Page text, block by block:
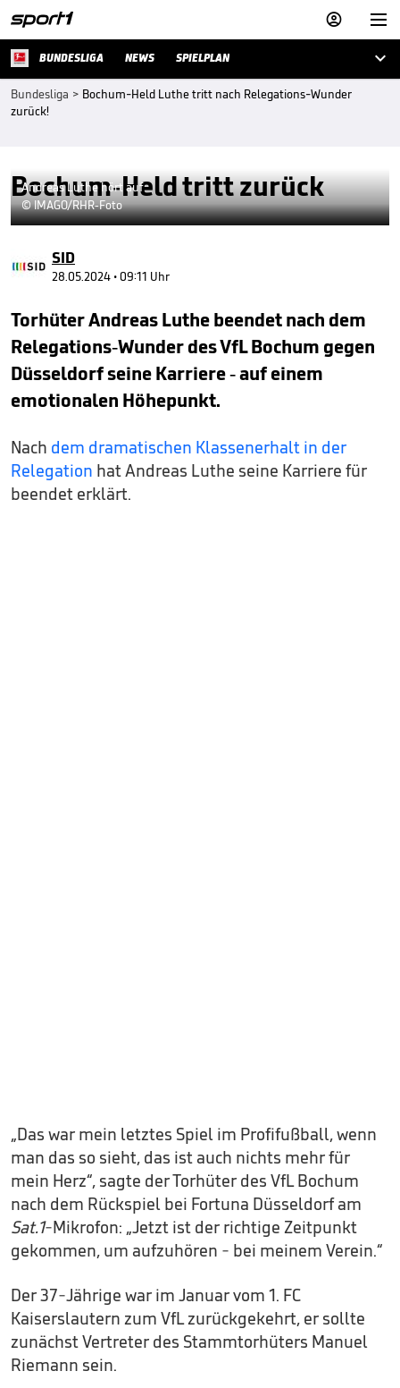


BUNDESLIGA NEWS SPIELPLAN 
Bundesliga > Bochum-Held Luthe tritt nach Relegations-Wunder
zurück!
Bochum-Held tritt zurück
Andreas Luthe hört auf
© IMAGO/RHR-Foto
SID
28.05.2024 • 09:11 Uhr
Torhüter Andreas Luthe beendet nach dem
Relegations-Wunder des VfL Bochum gegen
Düsseldorf seine Karriere - auf einem
emotionalen Höhepunkt.
Nach dem dramatischen Klassenerhalt in der
Relegation hat Andreas Luthe seine Karriere für
beendet erklärt.
„Das war mein letztes Spiel im Profifußball, wenn
man das so sieht, das ist auch nichts mehr für
mein Herz“, sagte der Torhüter des VfL Bochum
nach dem Rückspiel bei Fortuna Düsseldorf am
Sat.1-Mikrofon: „Jetzt ist der richtige Zeitpunkt
gekommen, um aufzuhören - bei meinem Verein.“
Der 37-Jährige war im Januar vom 1. FC
Kaiserslautern zum VfL zurückgekehrt, er sollte
zunächst Vertreter des Stammtorhüters Manuel
Riemann sein.